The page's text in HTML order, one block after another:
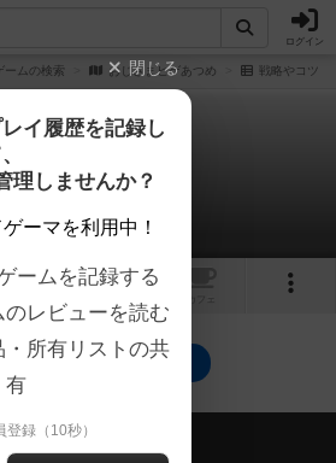
ログイン
ームの検索 おじさまヒゲあつめ 戦略やコツ
まヒゲあつめ
0件の戦略やコツ
1
まヒゲあつめのトップに戻る
員の新しい投稿
閉じる
イ履歴を記録し
理しませんか？
ーマを利用中！
ームを記録する
レビューを読む
所有リストの共
有
登録（10秒）